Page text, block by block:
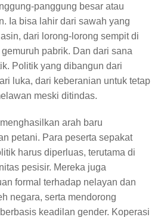
panggung besar atau
Ia bisa lahir dari sawah yang
dari lorong-lorong sempit di
pabrik. Dan dari sana
Politik yang dibangun dari
luka, dari keberanian untuk tetap
meski ditindas.
arah baru
petani. Para peserta sepakat
harus diperluas, terutama di
pesisir. Mereka juga
formal terhadap nelayan dan
negara, serta mendorong
keadilan gender. Koperasi